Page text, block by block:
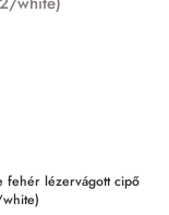
fehér lézervágott cipő